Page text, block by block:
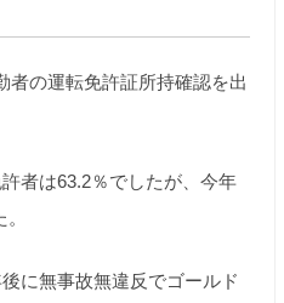
者の運転免許証所持確認を出
者は63.2％でしたが、今年
に無事故無違反でゴールド